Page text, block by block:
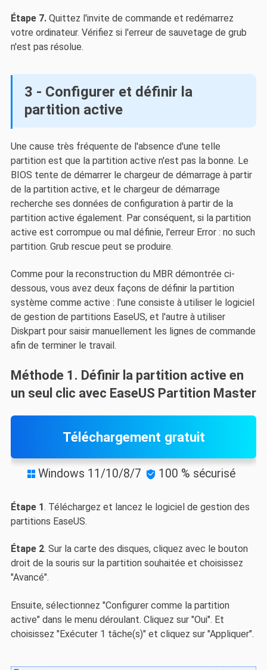
Étape 7. Quittez l'invite de commande et redémarrez
votre ordinateur. Vérifiez si l'erreur de sauvetage de grub
n'est pas résolue.
3 - Configurer et définir la
partition active
Une cause très fréquente de l'absence d'une telle
partition est que la partition active n'est pas la bonne. Le
BIOS tente de démarrer le chargeur de démarrage à partir
de la partition active, et le chargeur de démarrage
recherche ses données de configuration à partir de la
partition active également. Par conséquent, si la partition
active est corrompue ou mal définie, l'erreur Error : no such
partition. Grub rescue peut se produire.
Comme pour la reconstruction du MBR démontrée ci-
dessous, vous avez deux façons de définir la partition
système comme active : l'une consiste à utiliser le logiciel
de gestion de partitions EaseUS, et l'autre à utiliser
Diskpart pour saisir manuellement les lignes de commande
afin de terminer le travail.
Méthode 1. Définir la partition active en
un seul clic avec EaseUS Partition Master
Téléchargement gratuit
 Windows 11/10/8/7  100 % sécurisé
Étape 1. Téléchargez et lancez le logiciel de gestion des
partitions EaseUS.
Étape 2. Sur la carte des disques, cliquez avec le bouton
droit de la souris sur la partition souhaitée et choisissez
"Avancé".
Ensuite, sélectionnez "Configurer comme la partition
active" dans le menu déroulant. Cliquez sur "Oui". Et
choisissez "Exécuter 1 tâche(s)" et cliquez sur "Appliquer".